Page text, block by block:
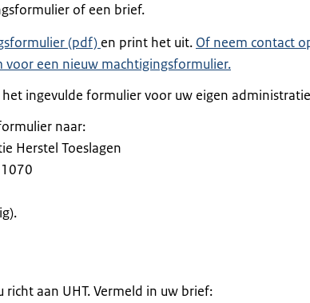
of een brief.
(pdf) en print het uit. Of neem contact
voor een nieuw machtigingsformulier.
ingevulde formulier voor uw eigen
naar:
Herstel Toeslagen
richt aan UHT. Vermeld in uw brief: